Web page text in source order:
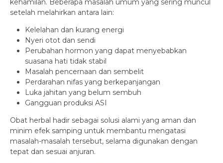
kehamilan. Beberapa masalah umum yang sering muncul
setelah melahirkan antara lain:
Kelelahan dan kurang energi
Nyeri otot dan sendi
Perubahan hormon yang dapat menyebabkan
suasana hati tidak stabil
Masalah pencernaan dan sembelit
Perdarahan nifas yang berkepanjangan
Luka jahitan yang belum sembuh
Gangguan produksi ASI
Obat herbal hadir sebagai solusi alami yang aman dan
minim efek samping untuk membantu mengatasi
masalah-masalah tersebut, selama digunakan dengan
tepat dan sesuai anjuran.